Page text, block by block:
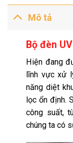
Mô tả
Bộ đèn
Hiện đang
lĩnh vực xử
năng diệt
lọc ổn định.
công suất,
chúng ta có